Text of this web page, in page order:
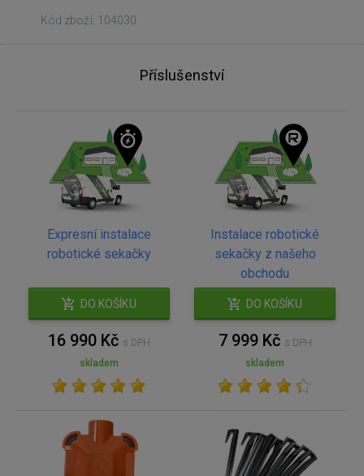
Kód zboží: 104030
Příslušenství
Expresní instalace
robotické sekačky
DO KOŠÍKU
16 990 Kč s DPH
skladem
Instalace robotické
sekačky z našeho
obchodu
DO KOŠÍKU
7 999 Kč s DPH
skladem